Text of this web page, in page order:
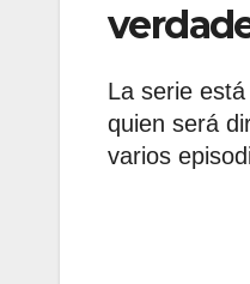
La serie
quien será
varios